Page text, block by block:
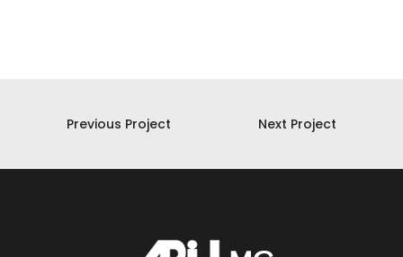
Previous Project Next Project